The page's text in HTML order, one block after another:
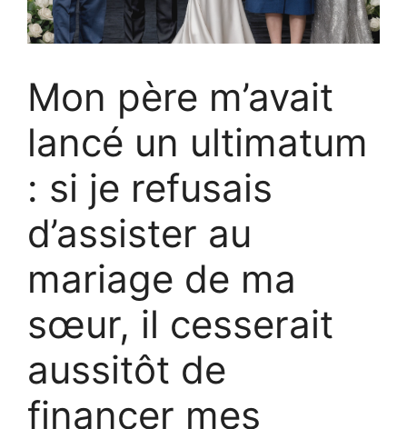
Mon père m’avait
lancé un ultimatum
: si je refusais
d’assister au
mariage de ma
sœur, il cesserait
aussitôt de
financer mes